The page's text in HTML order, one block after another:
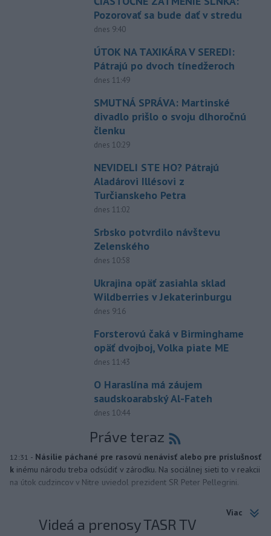
Pozorovať sa bude dať v stredu
dnes 9:40
ÚTOK NA TAXIKÁRA V SEREDI:
Pátrajú po dvoch tínedžeroch
dnes 11:49
SMUTNÁ SPRÁVA: Martinské
divadlo prišlo o svoju dlhoročnú
členku
dnes 10:29
NEVIDELI STE HO? Pátrajú
Aladárovi Illésovi z
Turčianskeho Petra
dnes 11:02
Srbsko potvrdilo návštevu
Zelenského
dnes 10:58
Ukrajina opäť zasiahla sklad
Wildberries v Jekaterinburgu
dnes 9:16
Forsterovú čaká v Birminghame
opäť dvojboj, Volka piate ME
dnes 11:43
O Haraslína má záujem
saudskoarabský Al-Fateh
dnes 10:44
Práve teraz
12:31 - Násilie páchané pre rasovú nenávisť alebo pre príslušnosť
k inému národu treba odsúdiť v zárodku. Na sociálnej sieti to v reakcii
na útok cudzincov v Nitre uviedol prezident SR Peter Pellegrini.
Viac
Videá a prenosy TASR TV